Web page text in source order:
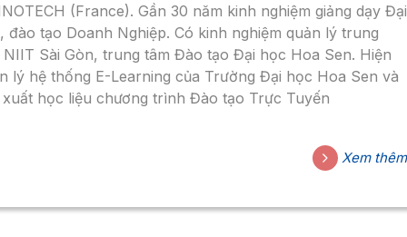
(France). Gần 30 năm kinh nghiệm giảng dạy Đại
đào tạo Doanh Nghiệp. Có kinh nghiệm quản lý trung
NIIT Sài Gòn, trung tâm Đào tạo Đại học Hoa Sen. Hiện
lý hệ thống E-Learning của Trường Đại học Hoa Sen và
xuất học liệu chương trình Đào tạo Trực Tuyến
Xem thêm